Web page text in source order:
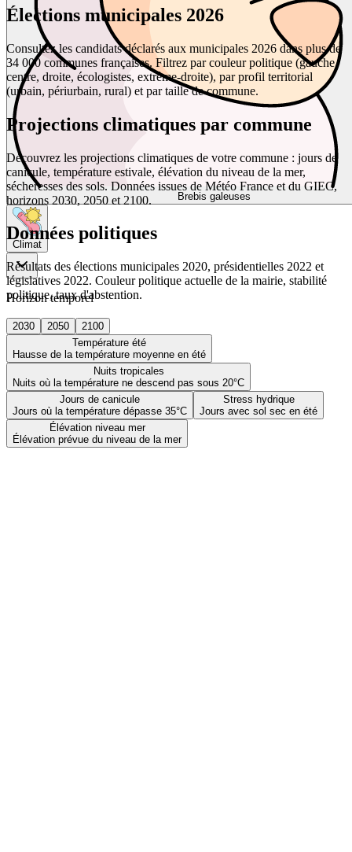
Brebis galeuses
Climat
Horizon temporel
2030 2050
2100
Température été
Hausse de la température moyenne en été
Nuits tropicales
Nuits où la température ne descend pas sous 20°C
Jours de canicule
Jours où la température dépasse 35°C
Stress hydrique
Jours avec sol sec en été
Élévation niveau mer
Élévation prévue du niveau de la mer
Élections municipales 2026
Consultez les candidats déclarés aux municipales 2026 dans plus de
34 000 communes françaises. Filtrez par couleur politique (gauche,
centre, droite, écologistes, extrême-droite), par profil territorial
(urbain, périurbain, rural) et par taille de commune.
Projections climatiques par commune
Découvrez les projections climatiques de votre commune : jours de
canicule, température estivale, élévation du niveau de la mer,
sécheresses des sols. Données issues de Météo France et du GIEC,
horizons 2030, 2050 et 2100.
Données politiques
Résultats des élections municipales 2020, présidentielles 2022 et
législatives 2022. Couleur politique actuelle de la mairie, stabilité
politique, taux d'abstention.